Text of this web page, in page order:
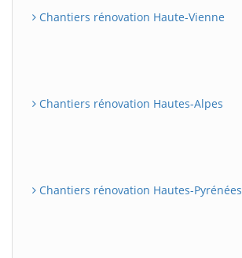
Chantiers rénovation Haute-Vienne
Chantiers rénovation Hautes-Alpes
Chantiers rénovation Hautes-Pyrénées